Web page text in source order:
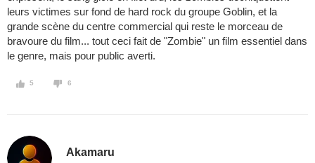
leurs victimes sur fond de hard rock du groupe Goblin, et la
grande scène du centre commercial qui reste le morceau de
bravoure du film... tout ceci fait de "Zombie" un film essentiel dans
le genre, mais pour public averti.
5 6
Akamaru